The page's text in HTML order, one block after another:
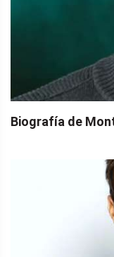
Biografía de